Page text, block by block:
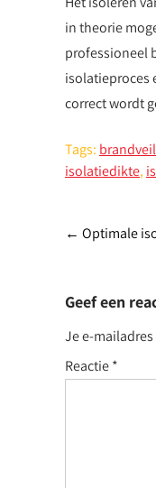
in theorie
professioneel
isolatieproces
correct wordt
Tags:
isolatiedikte,
Post
← Optimale
Geef een
Je e-
Reactie*